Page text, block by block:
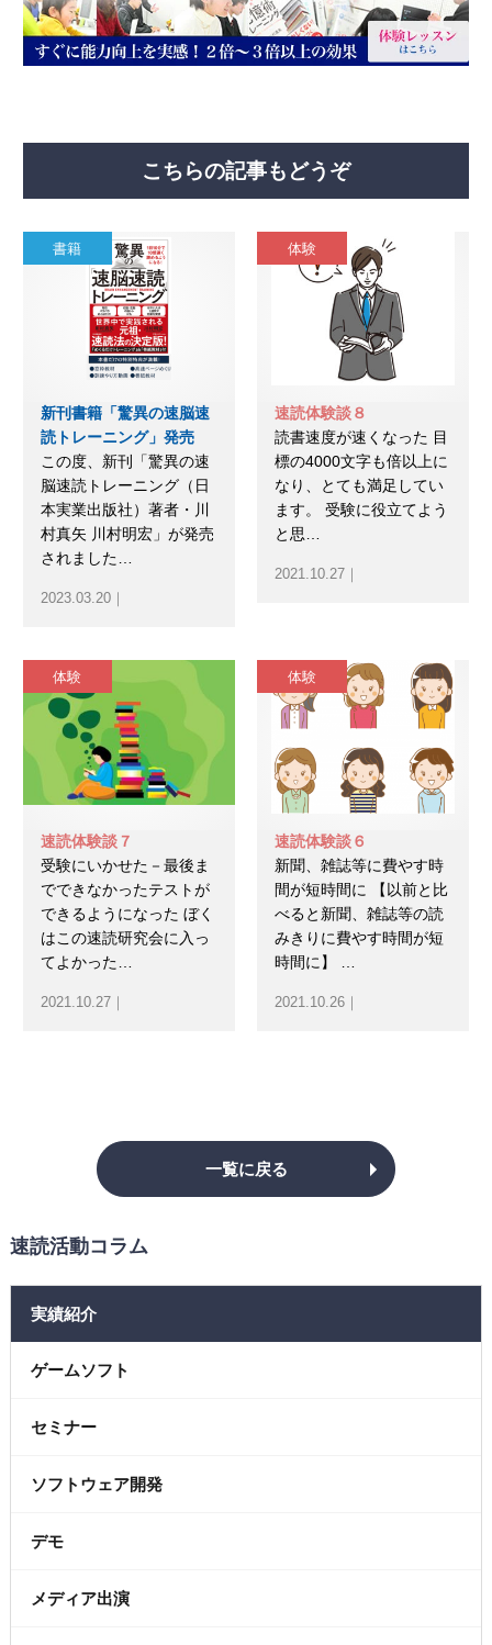
こちらの記事もどうぞ
書籍
新刊書籍「驚異の速脳速
読トレーニング」発売
この度、新刊「驚異の速
脳速読トレーニング（日
本実業出版社）著者・川
村真矢 川村明宏」が発売
されました…
2023.03.20｜
体験
速読体験談８
読書速度が速くなった 目
標の4000文字も倍以上に
なり、とても満足してい
ます。 受験に役立てよう
と思…
2021.10.27｜
体験
速読体験談７
受験にいかせた－最後ま
でできなかったテストが
できるようになった ぼく
はこの速読研究会に入っ
てよかった…
2021.10.27｜
体験
速読体験談６
新聞、雑誌等に費やす時
間が短時間に 【以前と比
べると新聞、雑誌等の読
みきりに費やす時間が短
時間に】 …
2021.10.26｜
一覧に戻る
速読活動コラム
実績紹介
ゲームソフト
セミナー
ソフトウェア開発
デモ
メディア出演